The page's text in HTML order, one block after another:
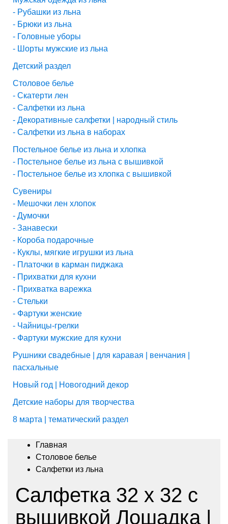
- Рубашки из льна
- Брюки из льна
- Головные уборы
- Шорты мужские из льна
Детский раздел
Столовое белье
- Скатерти лен
- Салфетки из льна
- Декоративные салфетки | народный стиль
- Салфетки из льна в наборах
Постельное белье из льна и хлопка
- Постельное белье из льна с вышивкой
- Постельное белье из хлопка с вышивкой
Сувениры
- Мешочки лен хлопок
- Думочки
- Занавески
- Короба подарочные
- Куклы, мягкие игрушки из льна
- Платочки в карман пиджака
- Прихватки для кухни
- Прихватка варежка
- Стельки
- Фартуки женские
- Чайницы-грелки
- Фартуки мужские для кухни
Рушники свадебные | для каравая | венчания |
пасхальные
Новый год | Новогодний декор
Детские наборы для творчества
8 марта | тематический раздел
Главная
Столовое белье
Салфетки из льна
Салфетка 32 х 32 с
вышивкой Лошадка |